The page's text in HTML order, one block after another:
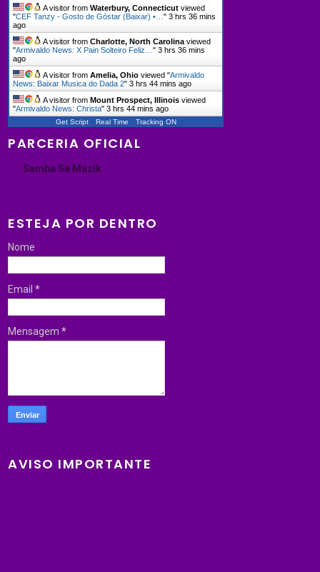
A visitor fromWaterbury, Connecticut viewed
"CEF Tanzy - Gosto de Góstar (Baixar) •…"3 hrs 36 mins
ago
A visitor fromCharlotte, North Carolina viewed
"Armivaldo News: X Pain Solteiro Feliz…"3 hrs 36 mins
ago
A visitor fromAmelia, Ohio viewed "Armivaldo
News: Baixar Musica do Dada 2"3 hrs 44 mins ago
A visitor fromMount Prospect, Illinois viewed
"Armivaldo News: Christa"3 hrs 44 mins ago
Get Script Real Time Tracking ON
PARCERIA OFICIAL
Samba Sa Muzik
ESTEJA POR DENTRO
Nome
Email*
Mensagem*
AVISO IMPORTANTE